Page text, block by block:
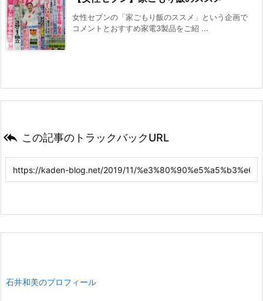
女性セブンの「家ごもり飯のススメ」という企画で
コメントとおすすめ家電3製品をご紹 ...
 この記事のトラックバックURL
石井和美のプロフィール